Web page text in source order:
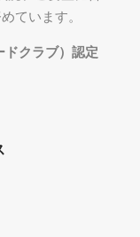
ています。
クラブ）認定